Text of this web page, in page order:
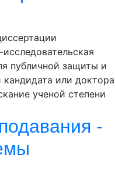
публичной защиты и
кандидата или доктора
ученой степени
-